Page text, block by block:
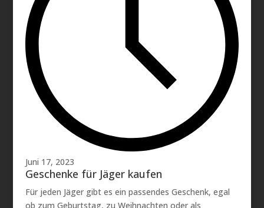
Juni 17, 2023
Geschenke für Jäger kaufen
Für jeden Jäger gibt es ein passendes Geschenk, egal
ob zum Geburtstag, zu Weihnachten oder als